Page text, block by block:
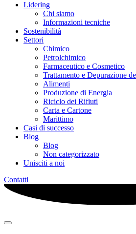
Lidering
Chi siamo
Informazioni tecniche
Sostenibilità
Settori
Chimico
Petrolchimico
Farmaceutico e Cosmetico
Trattamento e Depurazione
Alimenti
Produzione di Energia
Riciclo dei Rifiuti
Carta e Cartone
Marittimo
Casi di successo
Blog
Blog
Non categorizzato
Unisciti a noi
Contatti